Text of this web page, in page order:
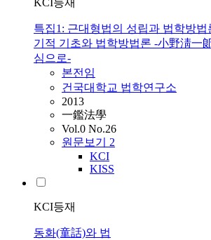
KCI등재
특집1: 근대형법의 성립과 법학방
기적 기초와 법학방법론 -小野淸一
심으로-
본전임
건국대학교 법학연구소
2013
一鑑法學
Vol.0 No.26
원문보기 2
KCI
KISS
KCI등재
동화(童話)와 법